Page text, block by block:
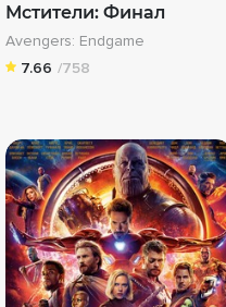
Мстители: Финал
Avengers: Endgame
7.66 /758